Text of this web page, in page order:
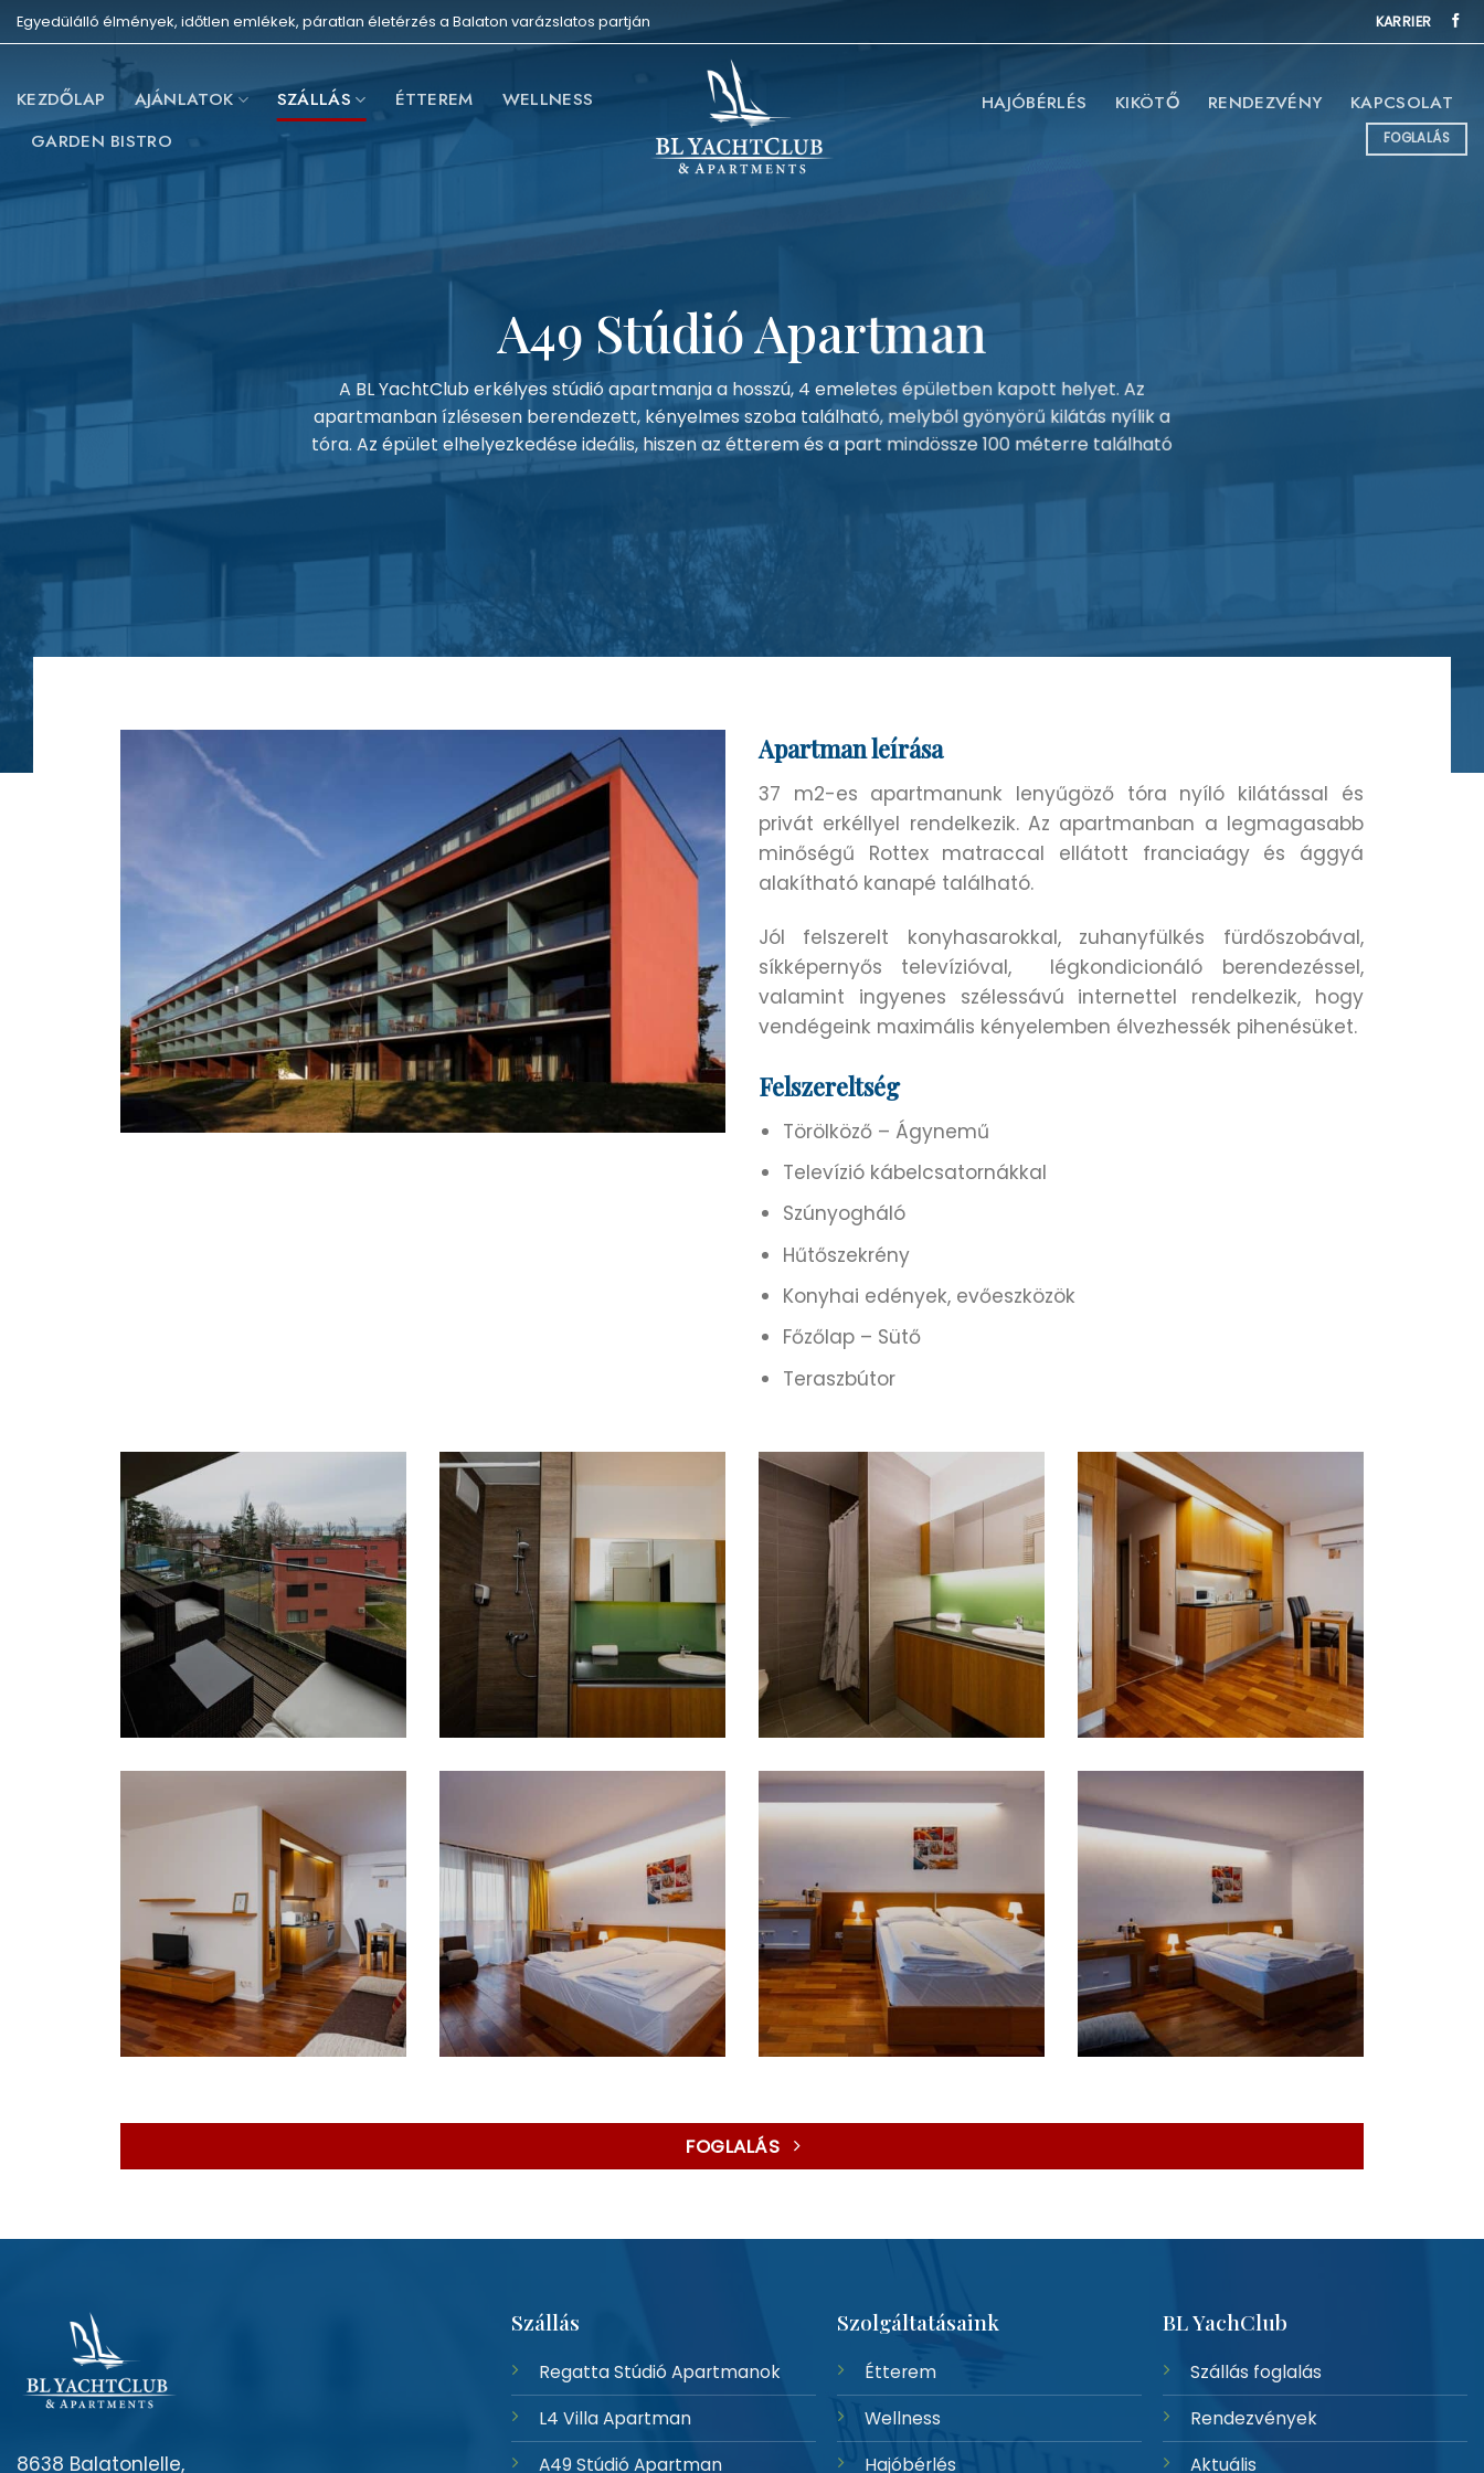
Skip
to
Egyedülálló élmények, időtlen emlékek, páratlan életérzés a Balaton varázslatos partján KARRIER
KEZDŐLAP AJÁNLATOK SZÁLLÁS ÉTTEREM
WELLNESS
GARDEN BISTRO
HAJÓBÉRLÉS KIKÖTŐ RENDEZVÉNY KAPCSOLAT
FOGLALÁS
A49 Stúdió Apartman
A BL YachtClub erkélyes stúdió apartmanja a hosszú, 4 emeletes épületben kapott helyet. Az
apartmanban ízlésesen berendezett, kényelmes szoba található, melyből gyönyörű kilátás nyílik a
tóra. Az épület elhelyezkedése ideális, hiszen az étterem és a part mindössze 100 méterre található
Apartman leírása
37 m2-es apartmanunk lenyűgöző tóra nyíló kilátással és
privát erkéllyel rendelkezik. Az apartmanban a legmagasabb
minőségű Rottex matraccal ellátott franciaágy és ággyá
alakítható kanapé található.
Jól felszerelt konyhasarokkal, zuhanyfülkés fürdőszobával,
síkképernyős televízióval, légkondicionáló berendezéssel,
valamint ingyenes szélessávú internettel rendelkezik, hogy
vendégeink maximális kényelemben élvezhessék pihenésüket.
Felszereltség
Törölköző – Ágynemű
Televízió kábelcsatornákkal
Szúnyogháló
Hűtőszekrény
Konyhai edények, evőeszközök
Főzőlap – Sütő
Teraszbútor
FOGLALÁS
8638 Balatonlelle,
Szállás
Regatta Stúdió Apartmanok
L4 Villa Apartman
A49 Stúdió Apartman
Szolgáltatásaink
Étterem
Wellness
Hajóbérlés
BL YachClub
Szállás foglalás
Rendezvények
Aktuális